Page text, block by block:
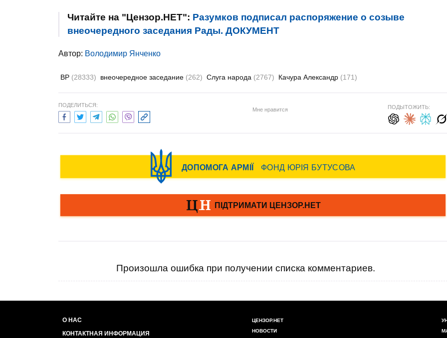
Читайте на "Цензор.НЕТ": Разумков подписал распоряжение о созыве
внеочередного заседания Рады. ДОКУМЕНТ
Автор: Володимир Янченко
ВР (28333) внеочередное заседание (262) Слуга народа (2767) Качура Александр (171)
ПОДЕЛИТЬСЯ:
Мне нравится ПОДЫТОЖИТЬ:
Произошла ошибка при получении списка комментариев.
О НАС
КОНТАКТНАЯ ИНФОРМАЦИЯ
ЦЕНЗОР.НЕТ
НОВОСТИ